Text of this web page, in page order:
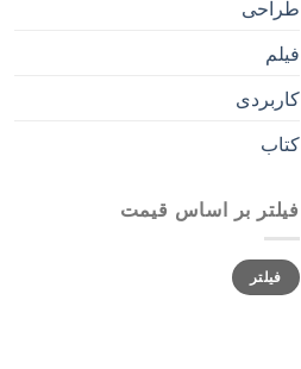
طراحی
فیلم
کاربردی
کتاب
فیلتر بر اساس قیمت
حداقل
قیمت
حداکثر
قیمت
فیلتر